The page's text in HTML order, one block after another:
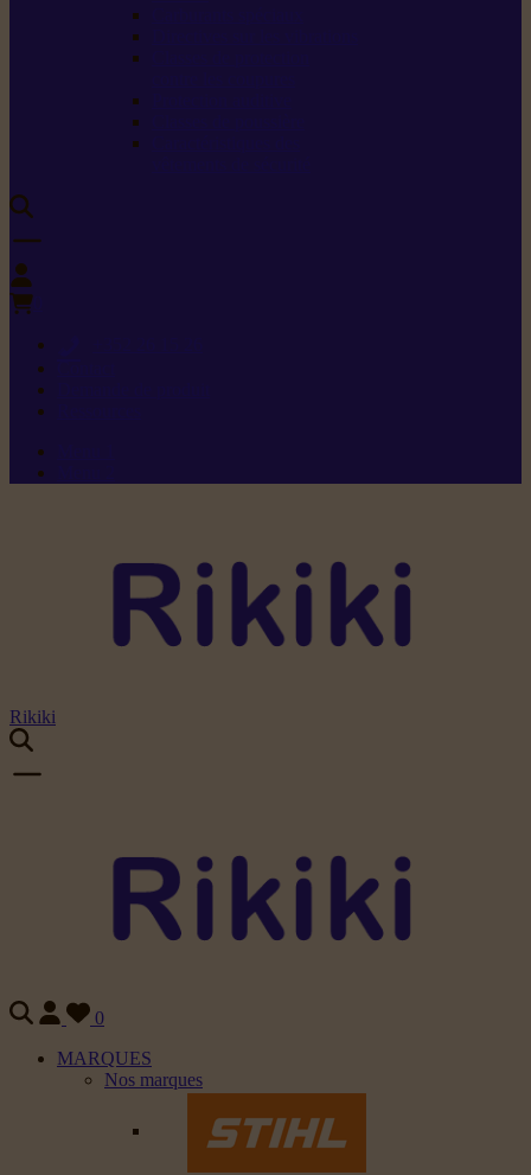
Rikiki
0
MARQUES
Nos marques